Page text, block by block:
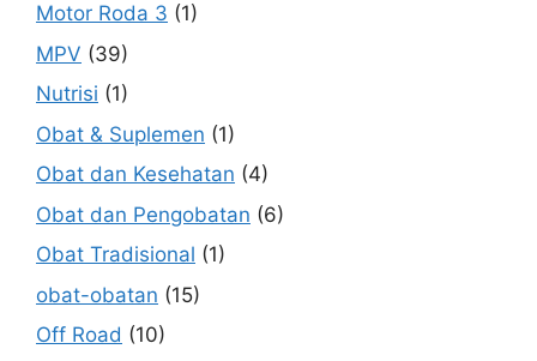
Motor Roda 3 (1)
MPV (39)
Nutrisi (1)
Obat & Suplemen (1)
Obat dan Kesehatan (4)
Obat dan Pengobatan (6)
Obat Tradisional (1)
obat-obatan (15)
Off Road (10)